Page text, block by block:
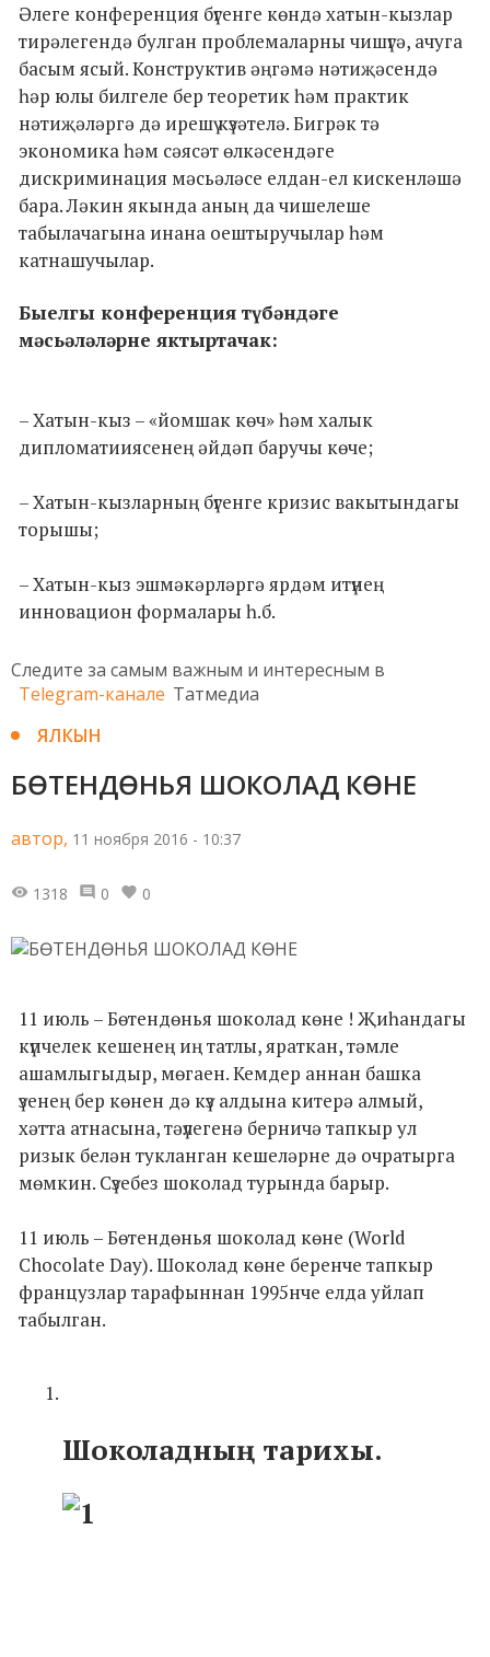
Әлеге конференция бүгенге көндә хатын-кызлар
тирәлегендә булган проблемаларны чишүгә, ачуга
басым ясый. Конструктив әңгәмә нәтиҗәсендә
һәр юлы билгеле бер теоретик һәм практик
нәтиҗәләргә дә ирешү күзәтелә. Бигрәк тә
экономика һәм сәясәт өлкәсендәге
дискриминация мәсьәләсе елдан-ел кискенләшә
бара. Ләкин якында аның да чишелеше
табылачагына инана оештыручылар һәм
катнашучылар.
Быелгы конференция түбәндәге
мәсьәләләрне яктыртачак:
– Хатын-кыз – «йомшак көч» һәм халык
дипломатииясенең әйдәп баручы көче;
– Хатын-кызларның бүгенге кризис вакытындагы
торышы;
– Хатын-кыз эшмәкәрләргә ярдәм итүнең
инновацион формалары һ.б.
Следите за самым важным и интересным в
Telegram-канале Татмедиа
ЯЛКЫН
БӨТЕНДӨНЬЯ ШОКОЛАД КӨНЕ
автор, 11 ноября 2016 - 10:37
1318 0 0
11 июль – Бөтендөнья шоколад көне ! Җиһандагы
күпчелек кешенең иң татлы, яраткан, тәмле
ашамлыгыдыр, мөгаен. Кемдер аннан башка
үзенең бер көнен дә күз алдына китерә алмый,
хәтта атнасына, тәүлегенә берничә тапкыр ул
ризык белән тукланган кешеләрне дә очратырга
мөмкин. Сүзебез шоколад турында барыр.
11 июль – Бөтендөнья шоколад көне (World
Chocolate Day). Шоколад көне беренче тапкыр
французлар тарафыннан 1995нче елда уйлап
табылган.
Шоколадның тарихы.